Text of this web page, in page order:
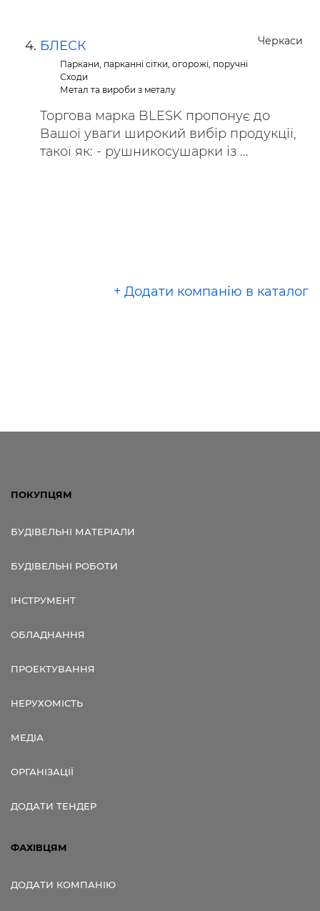
Черкаси
БЛЕСК
Паркани, парканні сітки, огорожі, поручні
Сходи
Метал та вироби з металу
Торгова марка BLESK пропонує до
Вашої уваги широкий вибір продукції,
такої як: - рушникосушарки із ...
+ Додати компанію в каталог
ПОКУПЦЯМ
БУДІВЕЛЬНІ МАТЕРІАЛИ
БУДІВЕЛЬНІ РОБОТИ
ІНСТРУМЕНТ
ОБЛАДНАННЯ
ПРОЕКТУВАННЯ
НЕРУХОМІСТЬ
МЕДІА
ОРГАНІЗАЦІЇ
ДОДАТИ ТЕНДЕР
ФАХІВЦЯМ
ДОДАТИ КОМПАНІЮ